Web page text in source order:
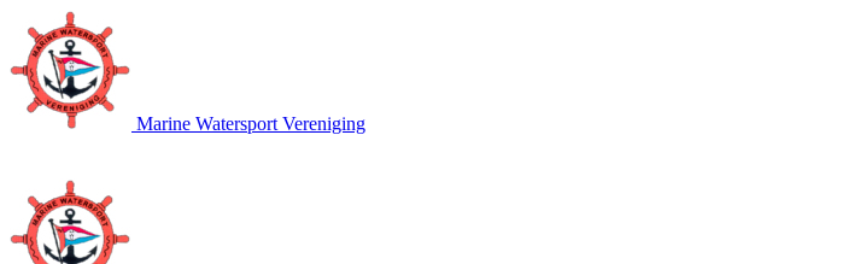
Marine Watersport Vereniging